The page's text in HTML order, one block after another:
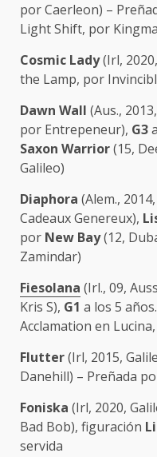
por Caerleon) –
Light Shift, por
Cosmic Lady(Irl,
the Lamp, por
Dawn Wall (Aus.,
por Entrepeneur), G3
Saxon Warrior(15,
Galileo)
Diaphora (Alem.,
Cadeaux Genereux),
por New Bay(12,
Zamindar)
Fiesolana (Irl., 09,
Kris S), G1 a los 5
Acclamation en
Flutter(Irl, 2015,
Danehill) – Preñada
Foniska (Irl, 2020,
Bad Bob), figuración
servida